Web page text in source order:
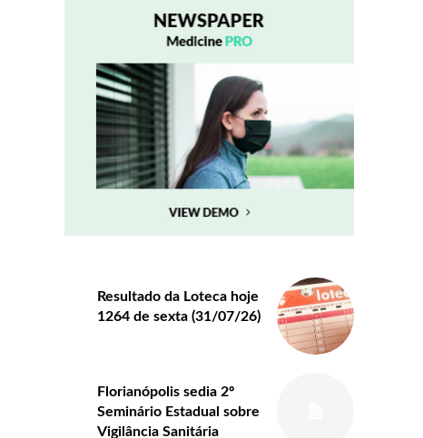
Resultado da Loteca hoje
1264 de sexta (31/07/26)
Florianópolis sedia 2º
Seminário Estadual sobre
Vigilância Sanitária